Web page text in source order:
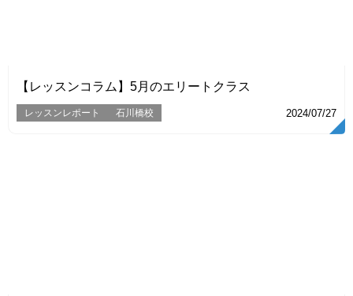
【レッスンコラム】5月のエリートクラス
レッスンレポート 石川橋校 2024/07/27